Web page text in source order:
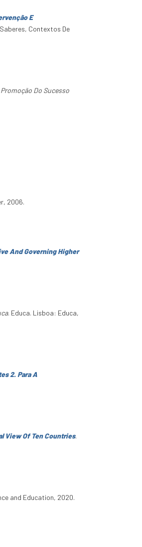
E
Contextos De
Do Sucesso
2006.
And Governing Higher
. Educa. Lisboa: Educa,
2. Para A
View Of Ten Countries.
and Education, 2020.